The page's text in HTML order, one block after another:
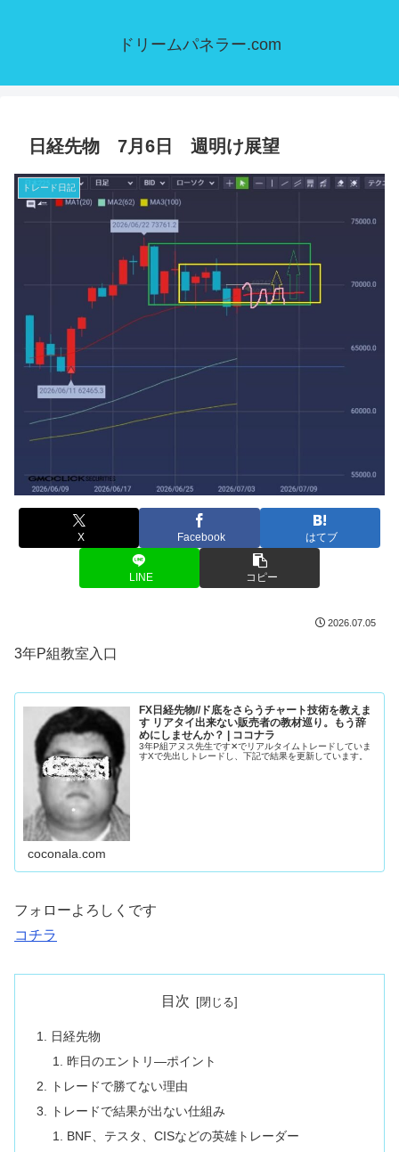
ドリームパネラー.com
日経先物 7月6日 週明け展望
トレード日記
X Facebook はてブ
LINE コピー
2026.07.05
3年P組教室入口
FX日経先物//ド底をさらうチャート技術を教えま
す リアタイ出来ない販売者の教材巡り。もう辞
めにしませんか？ | ココナラ
3年P組アヌス先生です✕でリアルタイムトレードしていま
すXで先出しトレードし、下記で結果を更新しています。
coconala.com
フォローよろしくです
コチラ
目次
日経先物
昨日のエントリ―ポイント
トレードで勝てない理由
トレードで結果が出ない仕組み
BNF、テスタ、CISなどの英雄トレーダー